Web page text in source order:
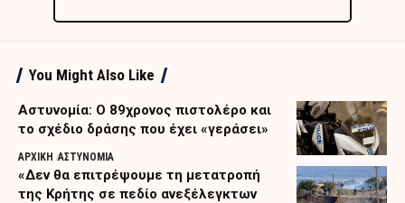
You Might Also Like
Αστυνομία: Ο 89χρονος πιστολέρο και
το σχέδιο δράσης που έχει «γεράσει»
ΑΡΧΙΚΗ ΑΣΤΥΝΟΜΙΑ
«Δεν θα επιτρέψουμε τη μετατροπή
της Κρήτης σε πεδίο ανεξέλεγκτων